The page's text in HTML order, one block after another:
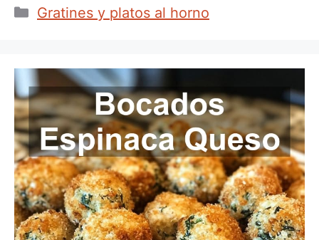
Categorías
Gratines y platos al horno